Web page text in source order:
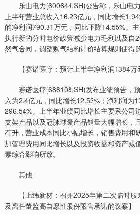
乐山电力(600644.SH)公告称，乐山电
上半年营业总收入16.23亿元，同比增长
的净利润790.31万元，同比下降14.55%。
执行新的分时电价政策减少电力毛利以及自
然气合同，调整购气结构计价结算规则使得
【赛诺医疗：预计上半年净利润1384万
赛诺医疗(688108.SH)发布业绩预告，
入为2.4亿元，同比增长12.53%；净利润为
296.54%。上半年业绩同比增长主要系公司
支架产品以及冠脉球囊产品销量大幅增长，
有升，营业成本同比小幅增长，销售费用和
加管理费用同比增长以及投资收益和资产减
素综合影响所致。
其他
【上纬新材：召开2025年第二次临时股
及离任董监高自愿性股份限售承诺的议案】